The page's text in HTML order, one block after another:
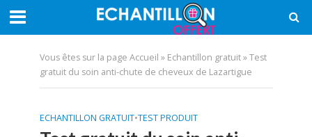
Vous êtes sur la page Accueil » Echantillon gratuit»Test
gratuit du soin anti-chute de cheveux de Lazartigue
ECHANTILLON GRATUIT•TEST PRODUIT